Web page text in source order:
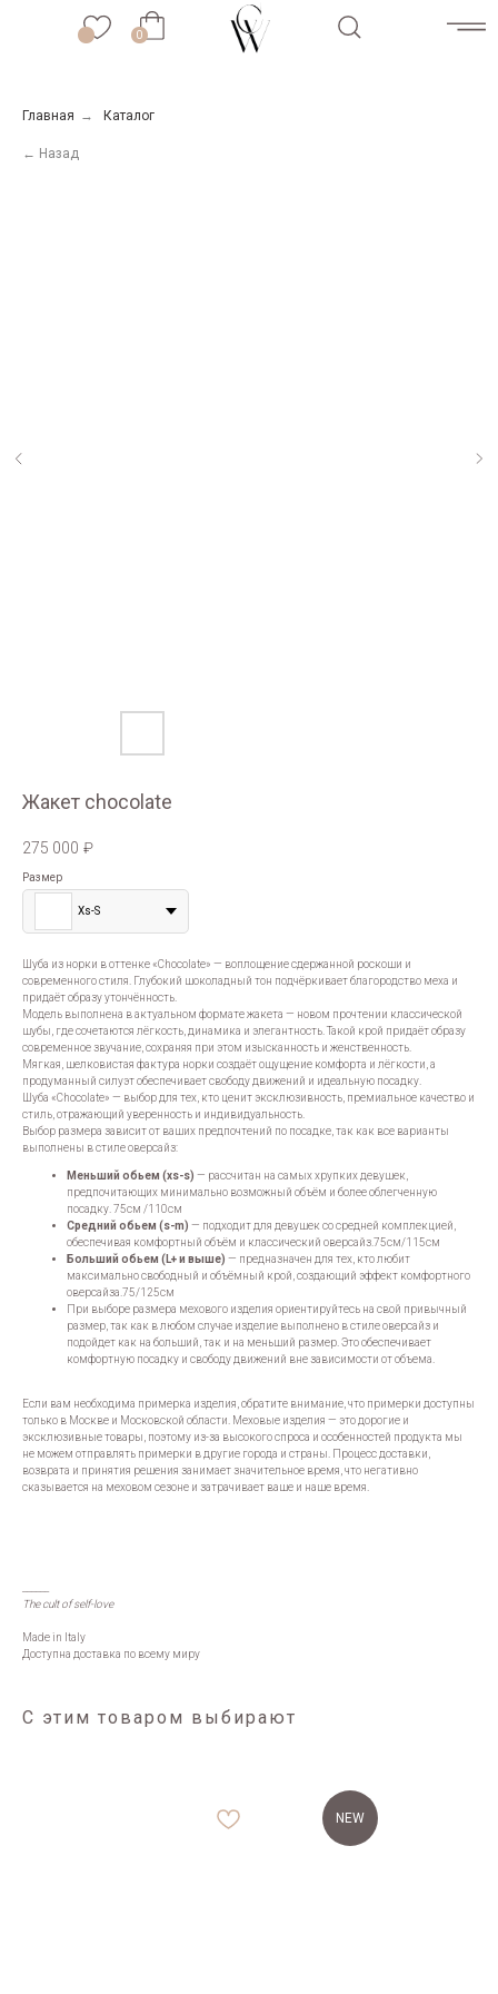
0
0
Главная → Каталог
← Назад
Жакет chocolate
275 000 ₽
Размер
Xs-S
Шуба из норки в оттенке «Chocolate» — воплощение сдержанной роскоши и
современного стиля. Глубокий шоколадный тон подчёркивает благородство меха и
придаёт образу утончённость.
Модель выполнена в актуальном формате жакета — новом прочтении классической
шубы, где сочетаются лёгкость, динамика и элегантность. Такой крой придаёт образу
современное звучание, сохраняя при этом изысканность и женственность.
Мягкая, шелковистая фактура норки создаёт ощущение комфорта и лёгкости, а
продуманный силуэт обеспечивает свободу движений и идеальную посадку.
Шуба «Chocolate» — выбор для тех, кто ценит эксклюзивность, премиальное качество и
стиль, отражающий уверенность и индивидуальность.
Выбор размера зависит от ваших предпочтений по посадке, так как все варианты
выполнены в стиле оверсайз:
Меньший обьем (xs-s) — рассчитан на самых хрупких девушек,
предпочитающих минимально возможный объём и более облегченную
посадку. 75см /110см
Средний обьем (s-m) — подходит для девушек со средней комплекцией,
обеспечивая комфортный объём и классический оверсайз.75см/115см
Больший обьем (L+ и выше) — предназначен для тех, кто любит
максимально свободный и объёмный крой, создающий эффект комфортного
оверсайза.75/125см
При выборе размера мехового изделия ориентируйтесь на свой привычный
размер, так как в любом случае изделие выполнено в стиле оверсайз и
подойдет как на больший, так и на меньший размер. Это обеспечивает
комфортную посадку и свободу движений вне зависимости от объема.
Если вам необходима примерка изделия, обратите внимание, что примерки доступны
только в Москве и Московской области. Меховые изделия — это дорогие и
эксклюзивные товары, поэтому из-за высокого спроса и особенностей продукта мы
не можем отправлять примерки в другие города и страны. Процесс доставки,
возврата и принятия решения занимает значительное время, что негативно
сказывается на меховом сезоне и затрачивает ваше и наше время.
The cult of self-love
Made in Italy
Доступна доставка по всему миру
С этим товаром выбирают
NEW